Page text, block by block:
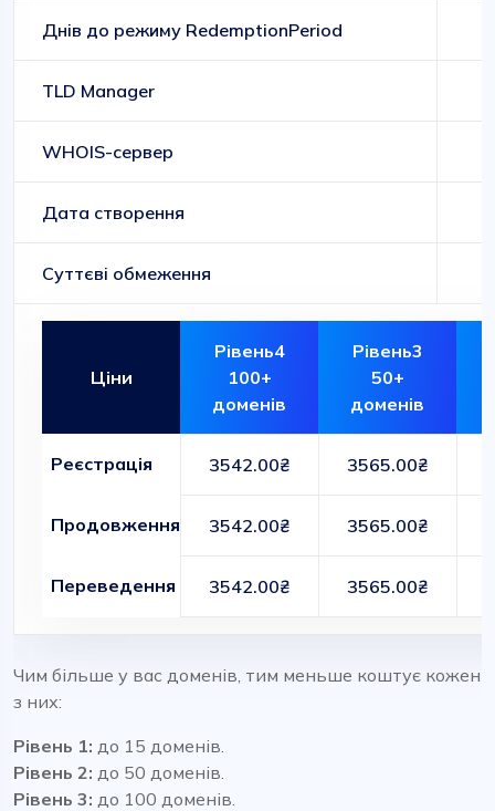
Днів до режиму RedemptionPeriod
TLD Manager
WHOIS-сервер
Дата створення
Суттєві обмеження
Ціни
Рівень4
100+
доменів
Рівень3
50+
доменів
Реєстрація 3542.00₴ 3565.00₴
Продовження 3542.00₴ 3565.00₴
Переведення 3542.00₴ 3565.00₴
Чим більше у вас доменів, тим меньше коштує кожен
з них:
Рівень 1: до 15 доменів.
Рівень 2: до 50 доменів.
Рівень 3: до 100 доменів.